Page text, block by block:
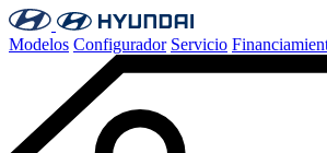
Modelos Configurador Servicio